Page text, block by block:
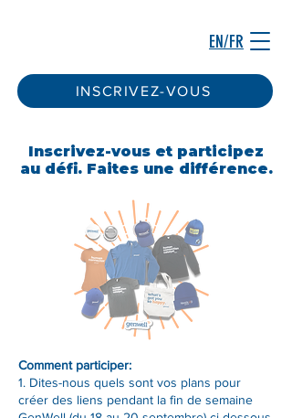
EN/FR
INSCRIVEZ-VOUS
Inscrivez-vous et participez
au défi. Faites une différence.
Comment participer:
1. Dites-nous quels sont vos plans pour
créer des liens pendant la fin de semaine